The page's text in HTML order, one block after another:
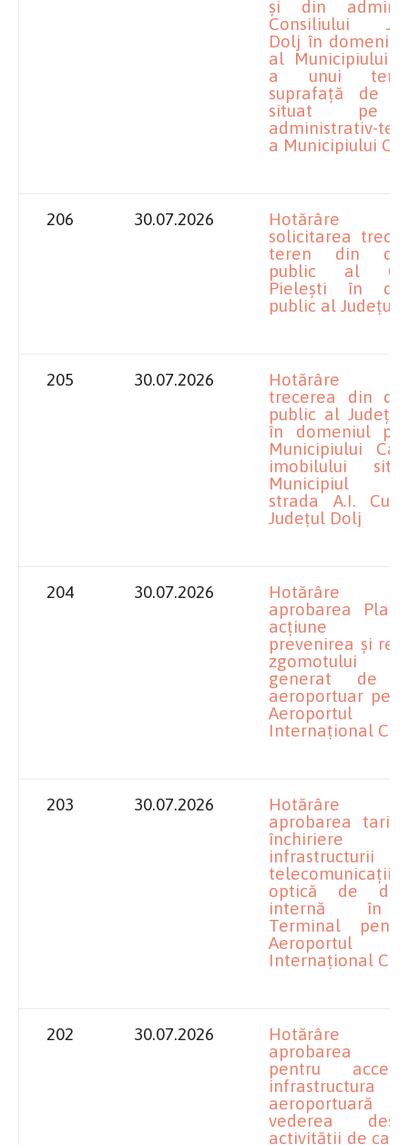
și din
Consiliului
Dolj în
al Municipiului
a unui
suprafață de
situat pe
administrativ-
a Municipiului
206 30.07.2026
Hotărâre
solicitarea
teren din
public al
Pielești în
public al
205 30.07.2026
Hotărâre
trecerea din
public al
în domeniul
Municipiului
imobilului
Municipiul
strada A.I.
Județul Dolj
204 30.07.2026
Hotărâre
aprobarea
acțiune
prevenirea și
zgomotului
generat de
aeroportuar
Aeroportul
Internațional
203 30.07.2026
Hotărâre
aprobarea
telecomunicații
optică de
internă în
Terminal
Aeroportul
Internațional
202 30.07.2026
Hotărâre
aprobarea
pentru
infrastructura
vederea
activității de